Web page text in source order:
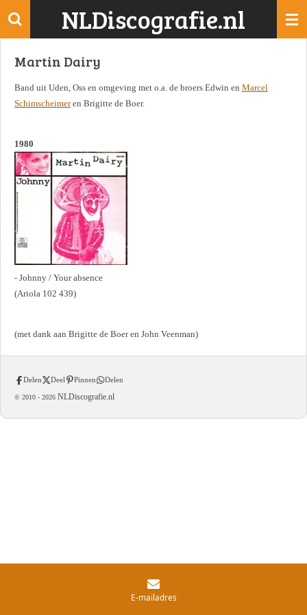
Ga
de
NLDiscografie.nl
Martin Dairy
Band uit Uden, Oss en omgeving met o.a. de broers Edwin en Marcel
Schimscheimeren Brigitte de Boer.
1980
- Johnny / Your absence
(Ariola 102 439)
(met dank aan Brigitte de Boer en John Veenman)
Delen Deel Pinnen Delen
© 2010 - 2026 NLDiscografie.nl
E-mailadres